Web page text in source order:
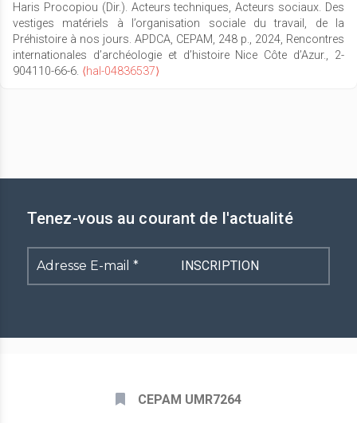
Haris Procopiou (Dir.). Acteurs techniques, Acteurs sociaux. Des
vestiges matériels à l’organisation sociale du travail, de la
Préhistoire à nos jours. APDCA, CEPAM, 248 p., 2024, Rencontres
internationales d’archéologie et d’histoire Nice Côte d’Azur., 2-
904110-66-6. ⟨hal-04836537⟩
Tenez-vous au courant de l'actualité
Adresse
E-
CEPAM UMR7264